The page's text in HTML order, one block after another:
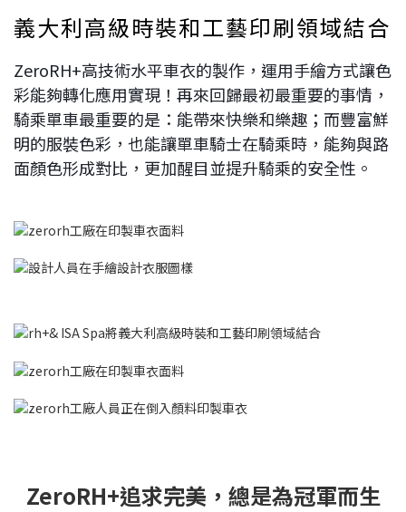
義大利高級時裝和工藝印刷領域結合
ZeroRH+高技術水平車衣的製作，運用手繪方式讓色
彩能夠轉化應用實現！再來回歸最初最重要的事情，
騎乘單車最重要的是：能帶來快樂和樂趣；而豐富鮮
明的服裝色彩， 也能讓單車騎士在騎乘時，能夠與路
面顏色形成對比， 更加醒目並提升騎乘的安全性。
ZeroRH+追求完美，總是為冠軍而生